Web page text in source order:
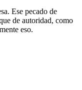
Ese pecado de
de autoridad, como
eso.